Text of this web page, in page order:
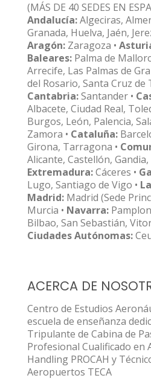
(MÁS DE 40 SEDES EN
Andalucía:Algeciras,
Granada, Huelva, Jaén,
Aragón: Zaragoza •
Baleares: Palma de
Arrecife, Las Palmas de
del Rosario, Santa Cruz de
Cantabria:Santander •
Albacete, Ciudad Real,
Burgos, León, Palencia,
Zamora • Cataluña:
Girona, Tarragona •
Alicante, Castellón,
Extremadura:Cáceres •
Lugo, Santiago de Vigo •
Madrid: Madrid (Sede
Murcia • Navarra:
Bilbao, San Sebastián,
Ciudades Autónomas:
ACERCA DE
Centro de Estudios
escuela de enseñanza
Tripulante de Cabina de
Profesional Cualificado en
Handling PROCAH y
Aeropuertos TECA